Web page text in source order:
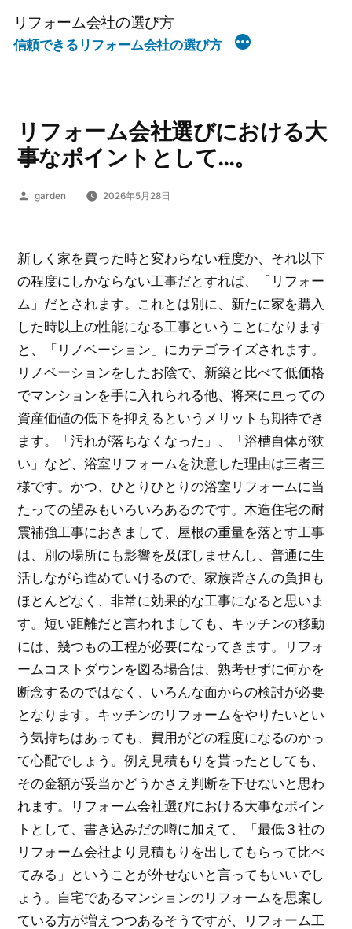
リフォーム会社の選び方
信頼できるリフォーム会社の選び方
リフォーム会社選びにおける大
事なポイントとして…。
投
garden 2026年5月28日
新しく家を買った時と変わらない程度か、それ以下
の程度にしかならない工事だとすれば、「リフォー
ム」だとされます。これとは別に、新たに家を購入
した時以上の性能になる工事ということになります
と、「リノベーション」にカテゴライズされます。
リノベーションをしたお陰で、新築と比べて低価格
でマンションを手に入れられる他、将来に亘っての
資産価値の低下を抑えるというメリットも期待でき
ます。「汚れが落ちなくなった」、「浴槽自体が狭
い」など、浴室リフォームを決意した理由は三者三
様です。かつ、ひとりひとりの浴室リフォームに当
たっての望みもいろいろあるのです。木造住宅の耐
震補強工事におきまして、屋根の重量を落とす工事
は、別の場所にも影響を及ぼしませんし、普通に生
活しながら進めていけるので、家族皆さんの負担も
ほとんどなく、非常に効果的な工事になると思いま
す。短い距離だと言われましても、キッチンの移動
には、幾つもの工程が必要になってきます。リフォ
ームコストダウンを図る場合は、熟考せずに何かを
断念するのではなく、いろんな面からの検討が必要
となります。キッチンのリフォームをやりたいとい
う気持ちはあっても、費用がどの程度になるのかっ
て心配でしょう。例え見積もりを貰ったとしても、
その金額が妥当かどうかさえ判断を下せないと思わ
れます。リフォーム会社選びにおける大事なポイン
トとして、書き込みだの噂に加えて、「最低３社の
リフォーム会社より見積もりを出してもらって比べ
てみる」ということが外せないと言ってもいいでし
ょう。自宅であるマンションのリフォームを思案し
ている方が増えつつあるそうですが、リフォーム工